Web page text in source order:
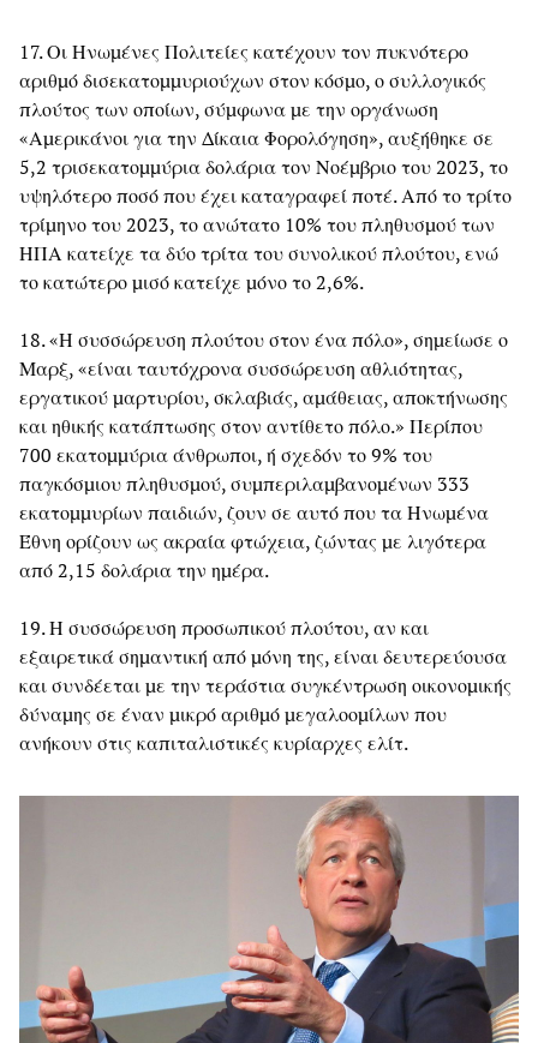
17. Οι Ηνωμένες Πολιτείες κατέχουν τον πυκνότερο
αριθμό δισεκατομμυριούχων στον κόσμο, ο συλλογικός
πλούτος των οποίων, σύμφωνα με την οργάνωση
«Αμερικάνοι για την Δίκαια Φορολόγηση», αυξήθηκε σε
5,2 τρισεκατομμύρια δολάρια τον Νοέμβριο του 2023, το
υψηλότερο ποσό που έχει καταγραφεί ποτέ. Από το τρίτο
τρίμηνο του 2023, το ανώτατο 10% του πληθυσμού των
ΗΠΑ κατείχε τα δύο τρίτα του συνολικού πλούτου, ενώ
το κατώτερο μισό κατείχε μόνο το 2,6%.
18. «Η συσσώρευση πλούτου στον ένα πόλο», σημείωσε ο
Μαρξ, «είναι ταυτόχρονα συσσώρευση αθλιότητας,
εργατικού μαρτυρίου, σκλαβιάς, αμάθειας, αποκτήνωσης
και ηθικής κατάπτωσης στον αντίθετο πόλο.» Περίπου
700 εκατομμύρια άνθρωποι, ή σχεδόν το 9% του
παγκόσμιου πληθυσμού, συμπεριλαμβανομένων 333
εκατομμυρίων παιδιών, ζουν σε αυτό που τα Ηνωμένα
Έθνη ορίζουν ως ακραία φτώχεια, ζώντας με λιγότερα
από 2,15 δολάρια την ημέρα.
19. Η συσσώρευση προσωπικού πλούτου, αν και
εξαιρετικά σημαντική από μόνη της, είναι δευτερεύουσα
και συνδέεται με την τεράστια συγκέντρωση οικονομικής
δύναμης σε έναν μικρό αριθμό μεγαλοομίλων που
ανήκουν στις καπιταλιστικές κυρίαρχες ελίτ.